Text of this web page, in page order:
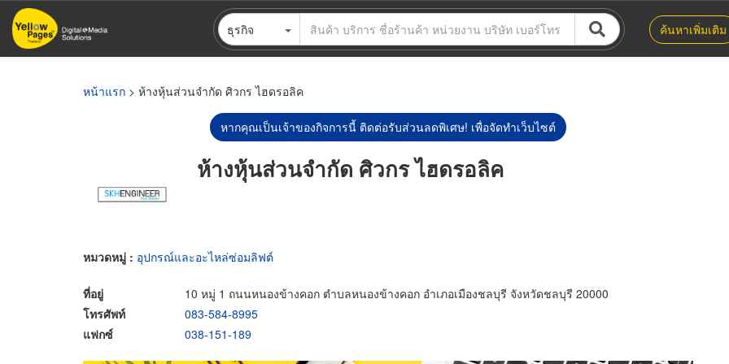
ข้าม
ไป
ธุรกิจ ค้นหาเพิ่มเติม
หน้าแรก > ห้างหุ้นส่วนจำกัด ศิวกร ไฮดรอลิค
หากคุณเป็นเจ้าของกิจการนี้ ติดต่อรับส่วนลดพิเศษ! เพื่อจัดทำเว็บไซต์
ห้างหุ้นส่วนจำกัด ศิวกร ไฮดรอลิค
หมวดหมู่ : อุปกรณ์และอะไหล่ซ่อมลิฟต์
ที่อยู่
10 หมู่ 1 ถนนหนองข้างคอก ตำบลหนองข้างคอก อำเภอเมืองชลบุรี จังหวัดชลบุรี 20000
โทรศัพท์
083-584-8995
แฟกซ์
038-151-189